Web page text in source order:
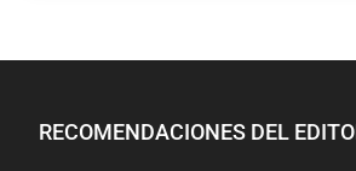
RECOMENDACIONES DEL